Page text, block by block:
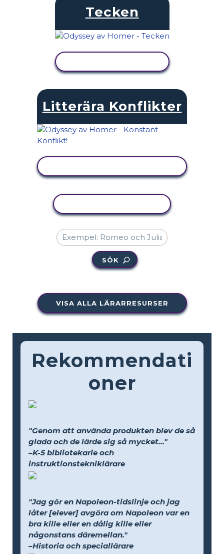
Tecken
Litterära Konflikter
SÖK
VISA ALLA LÄRARRESURSER
Rekommendati
oner
"Genom att använda produkten blev de så
glada och de lärde sig så mycket..."
–K-5 bibliotekarie och
instruktionstekniklärare
"Jag gör en Napoleon-tidslinje och jag
låter [elever] avgöra om Napoleon var en
bra kille eller en dålig kille eller
någonstans däremellan."
–Historia och speciallärare